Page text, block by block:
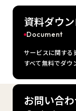
資料ダウ
Document
サービスに関する
すべて無料でダウ
お問い合